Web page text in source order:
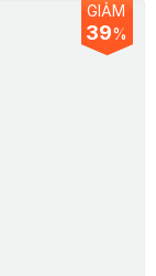
GIẢM
39%